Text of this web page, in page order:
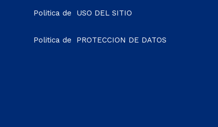
Politica de USO DEL SITIO
Politica de PROTECCION DE DATOS